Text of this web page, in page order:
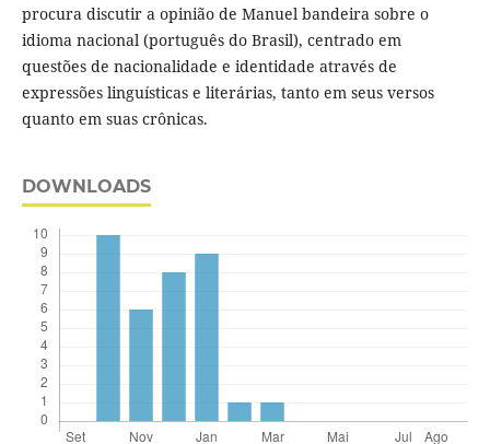
procura discutir a opinião de Manuel bandeira sobre o
idioma nacional (português do Brasil), centrado em
questões de nacionalidade e identidade através de
expressões linguísticas e literárias, tanto em seus versos
quanto em suas crônicas.
DOWNLOADS